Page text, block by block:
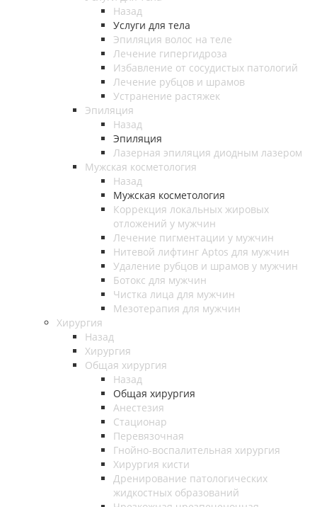
Назад
Услуги для тела
Эпиляция волос на теле
Лечение гипергидроза
Избавление от сосудистых патологий
Лечение рубцов и шрамов
Устранение растяжек
Эпиляция
Назад
Эпиляция
Лазерная эпиляция диодным лазером
Мужская косметология
Назад
Мужская косметология
Коррекция локальных жировых
отложений у мужчин
Лечение пигментации у мужчин
Нитевой лифтинг Aptos для мужчин
Удаление рубцов и шрамов у мужчин
Ботокс для мужчин
Чистка лица для мужчин
Мезотерапия для мужчин
Хирургия
Назад
Хирургия
Общая хирургия
Назад
Общая хирургия
Анестезия
Стационар
Перевязочная
Гнойно-воспалительная хирургия
Хирургия кисти
Дренирование патологических
жидкостных образований